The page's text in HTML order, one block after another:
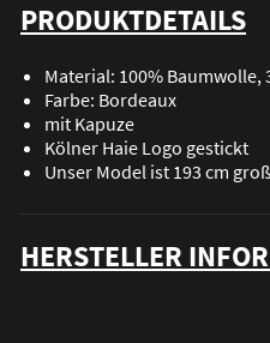
PRODUKTDETAILS
Material: 100% Baumwolle,
Farbe: Bordeaux
mit Kapuze
Kölner Haie Logo gestickt
Unser Model ist 193 cm
HERSTELLER